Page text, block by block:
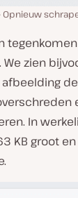
Opnieuw
zien
In
KB groot